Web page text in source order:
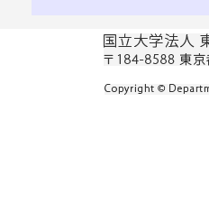
東京都小金井市中